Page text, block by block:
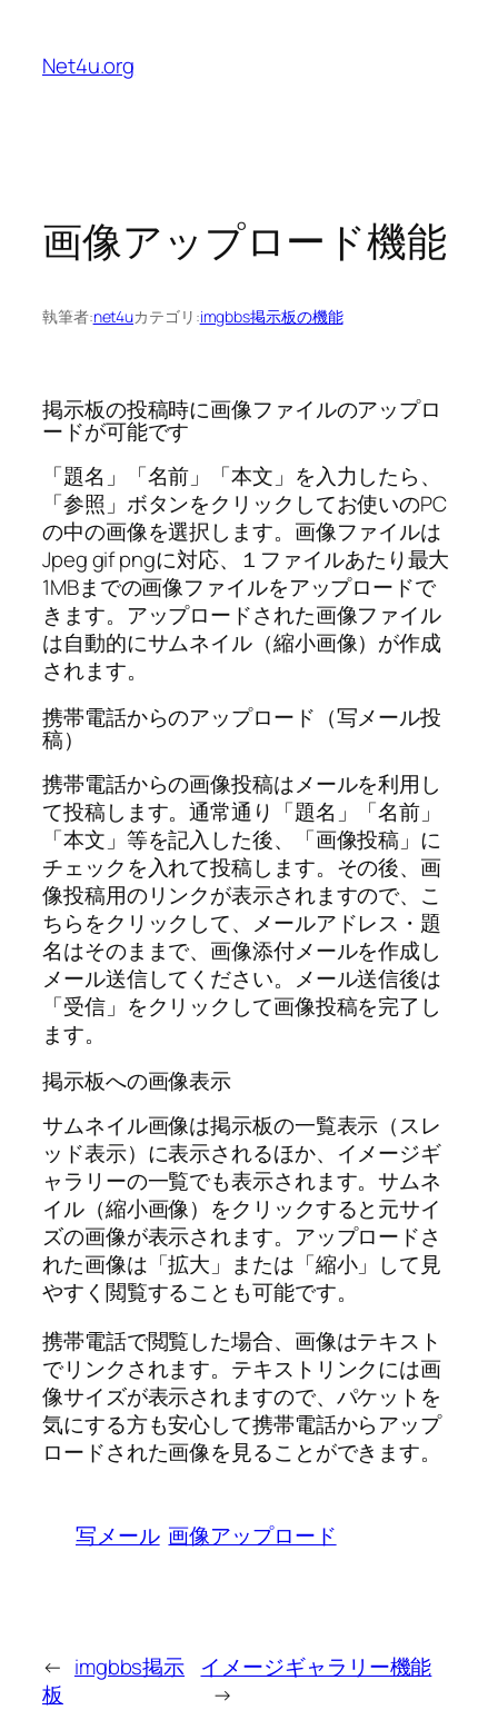
Net4u.org
画像アップロード機能
執筆者:net4uカテゴリ:imgbbs掲示板の機能
掲示板の投稿時に画像ファイルのアップロ
ードが可能です
「題名」「名前」「本文」を入力したら、
「参照」ボタンをクリックしてお使いのPC
の中の画像を選択します。画像ファイルは
Jpeg gif pngに対応、１ファイルあたり最大
1MBまでの画像ファイルをアップロードで
きます。アップロードされた画像ファイル
は自動的にサムネイル（縮小画像）が作成
されます。
携帯電話からのアップロード（写メール投
稿）
携帯電話からの画像投稿はメールを利用し
て投稿します。通常通り「題名」「名前」
「本文」等を記入した後、「画像投稿」に
チェックを入れて投稿します。その後、画
像投稿用のリンクが表示されますので、こ
ちらをクリックして、メールアドレス・題
名はそのままで、画像添付メールを作成し
メール送信してください。メール送信後は
「受信」をクリックして画像投稿を完了し
ます。
掲示板への画像表示
サムネイル画像は掲示板の一覧表示（スレ
ッド表示）に表示されるほか、イメージギ
ャラリーの一覧でも表示されます。サムネ
イル（縮小画像）をクリックすると元サイ
ズの画像が表示されます。アップロードさ
れた画像は「拡大」または「縮小」して見
やすく閲覧することも可能です。
携帯電話で閲覧した場合、画像はテキスト
でリンクされます。テキストリンクには画
像サイズが表示されますので、パケットを
気にする方も安心して携帯電話からアップ
ロードされた画像を見ることができます。
写メール 画像アップロード
← imgbbs掲示
板
イメージギャラリー機能
→